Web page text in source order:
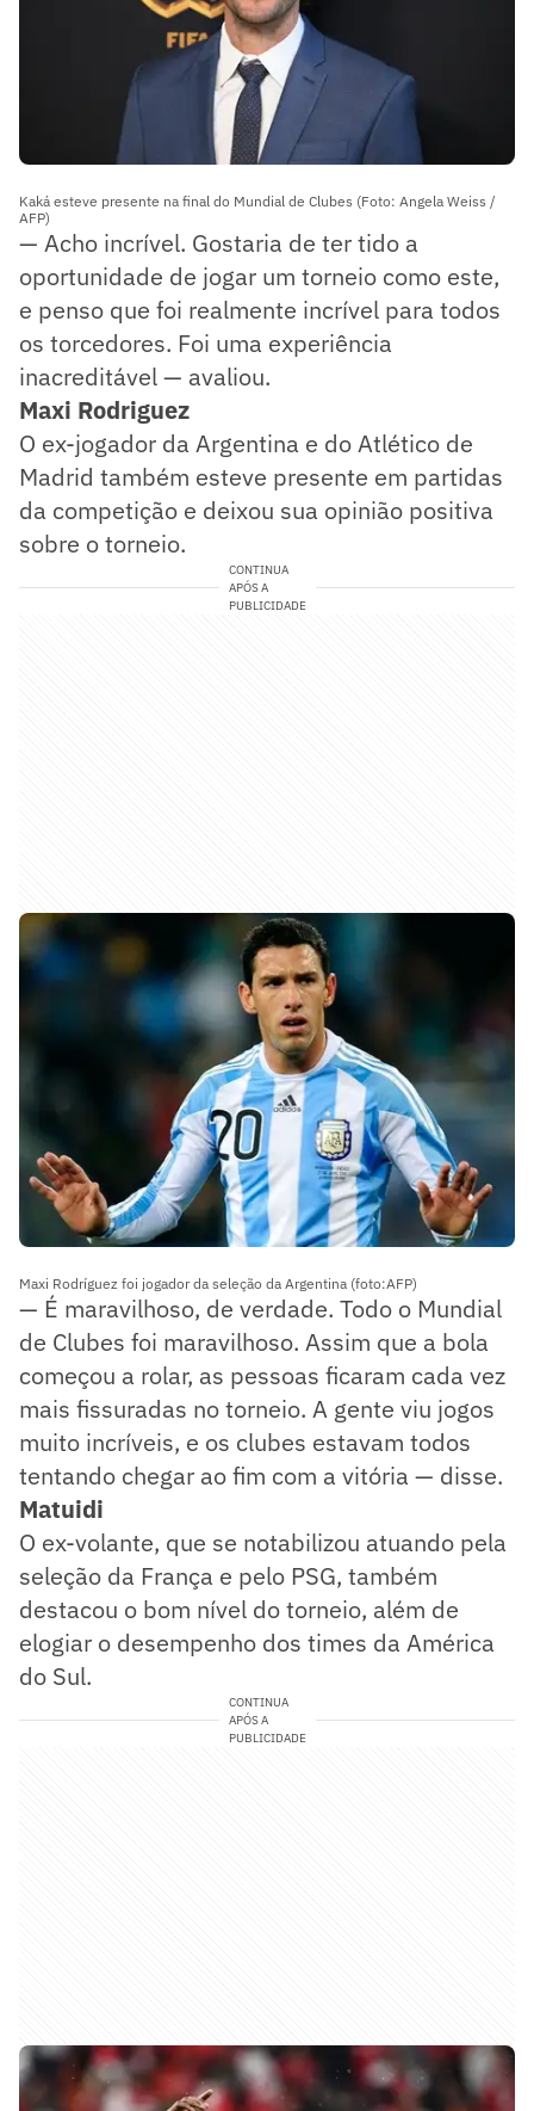
Kaká esteve presente na final do Mundial de Clubes (Foto: Angela Weiss /
AFP)
— Acho incrível. Gostaria de ter tido a
oportunidade de jogar um torneio como este,
e penso que foi realmente incrível para todos
os torcedores. Foi uma experiência
inacreditável — avaliou.
Maxi Rodriguez
O ex-jogador da Argentina e do Atlético de
Madrid também esteve presente em partidas
da competição e deixou sua opinião positiva
sobre o torneio.
CONTINUA
APÓS A
PUBLICIDADE
Maxi Rodríguez foi jogador da seleção da Argentina (foto:AFP)
— É maravilhoso, de verdade. Todo o Mundial
de Clubes foi maravilhoso. Assim que a bola
começou a rolar, as pessoas ficaram cada vez
mais fissuradas no torneio. A gente viu jogos
muito incríveis, e os clubes estavam todos
tentando chegar ao fim com a vitória — disse.
Matuidi
O ex-volante, que se notabilizou atuando pela
seleção da França e pelo PSG, também
destacou o bom nível do torneio, além de
elogiar o desempenho dos times da América
do Sul.
CONTINUA
APÓS A
PUBLICIDADE